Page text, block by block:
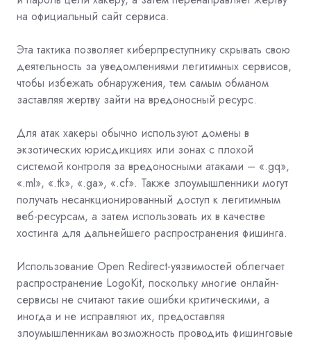
на официальный сайт сервиса.
Эта тактика позволяет киберпреступнику скрывать свою
деятельность за уведомлениями легитимных сервисов,
чтобы избежать обнаружения, тем самым обманом
заставляя жертву зайти на вредоносный ресурс.
Для атак хакеры обычно используют домены в
экзотических юрисдикциях или зонах с плохой
системой контроля за вредоносными атаками – «.gq»,
«.ml», «.tk», «.ga», «.cf». Также злоумышленники могут
получать несанкционированный доступ к легитимным
веб-ресурсам, а затем использовать их в качестве
хостинга для дальнейшего распространения фишинга.
Использование Open Redirect-уязвимостей облегчает
распространение LogoKit, поскольку многие онлайн-
сервисы не считают такие ошибки критическими, а
иногда и не исправляют их, предоставляя
злоумышленникам возможность проводить фишинговые